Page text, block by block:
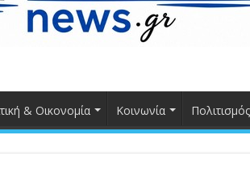
& Οικονομία Κοινωνία Πολιτισμός